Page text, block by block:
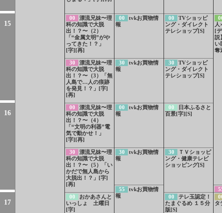
15
16
17
00
漂流兄妹〜理
科の知識で大脱
出！？〜（2）
「“金属文明”がや
ってきた！？」
[字][再]
30
漂流兄妹〜理
科の知識で大脱
出！？〜（3）「無
人島で…人の痕跡
を発見！？」[字]
[再]
00
漂流兄妹〜理
科の知識で大脱
出！？〜（4）
「“文明の利器”電
気で動かせ！」
[字][再]
30
漂流兄妹〜理
科の知識で大脱
出！？〜（5）「い
かだで無人島から
大脱出！？」[字]
[再]
00
おかあさんと
いっしょ 土曜日
[字]
00
tvkお買物情
報
30
tvkお買物情
報
00
tvkお買物情
報
30
tvkお買物情
報
55
tvkお買物情
報
00
TVショッピ
ング・ダイレクト
テレショップ[S]
30
TVショッピ
ング・ダイレクト
テレショップ[S]
00
日本ふるさと
百景[字][S]
30
ＴＶショッピ
ング・健康テレビ
ショッピング[S]
00
テレ玉認定！
たまぐるめ １５分
版[S]
人
[
説
い
奪
タ